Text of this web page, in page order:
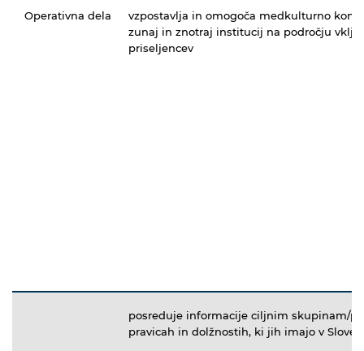
Operativna dela
vzpostavlja in omogoča medkulturno
zunaj in znotraj institucij na področju
priseljencev
posreduje informacije ciljnim skupinam/
pravicah in dolžnostih, ki jih imajo v